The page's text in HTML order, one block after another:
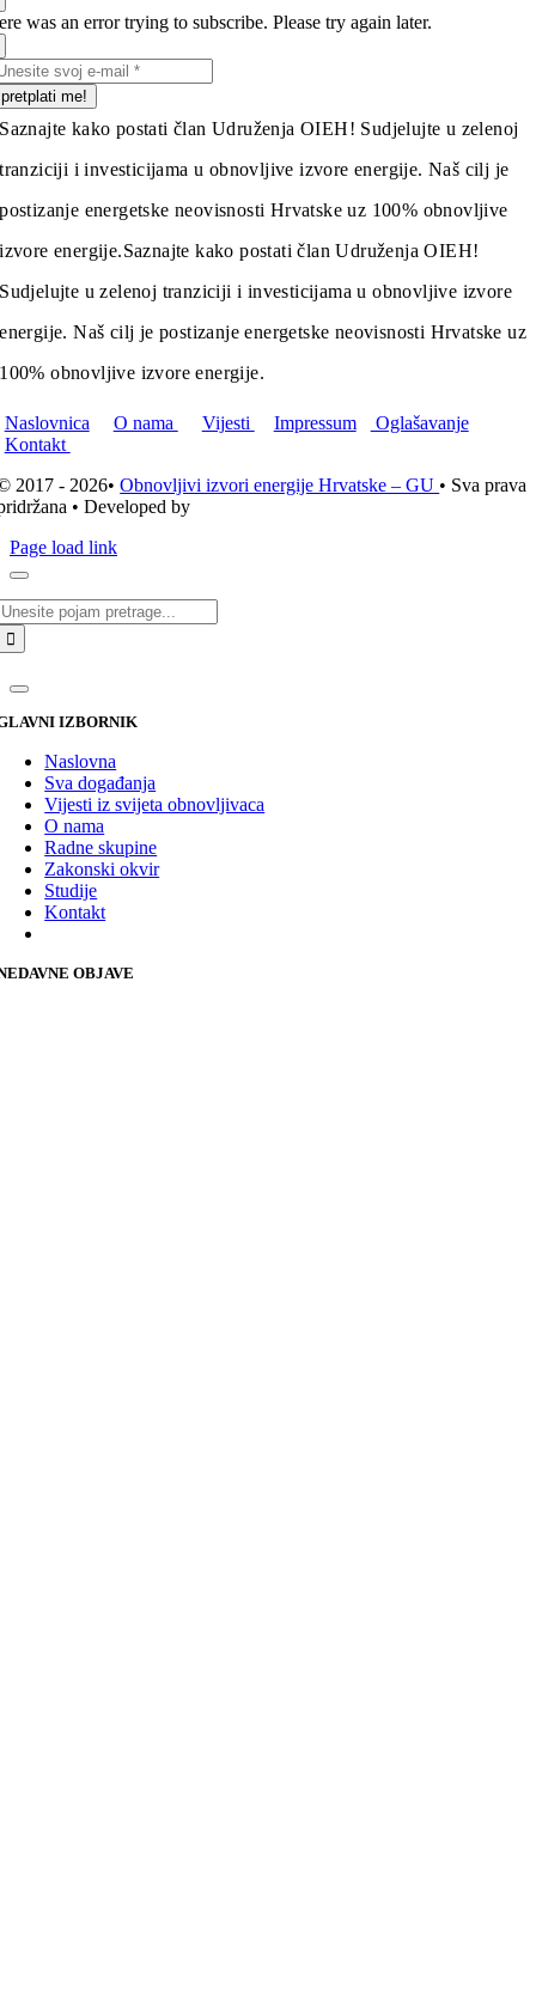
was an error trying to subscribe. Please try again later.
pretplati me!
Saznajte kako postati član Udruženja OIEH! Sudjelujte u zelenoj
tranziciji i investicijama u obnovljive izvore energije. Naš cilj je
postizanje energetske neovisnosti Hrvatske uz 100% obnovljive
izvore energije.Saznajte kako postati član Udruženja OIEH!
Sudjelujte u zelenoj tranziciji i investicijama u obnovljive izvore
energije. Naš cilj je postizanje energetske neovisnosti Hrvatske uz
100% obnovljive izvore energije.
Naslovnica O nama Vijesti Impressum
Oglašavanje
Kontakt
2017 - 2026•Obnovljivi izvori energije Hrvatske – GU • Sva prava
• Developed by
Page load link
IZBORNIK
Naslovna
Sva događanja
Vijesti iz svijeta obnovljivaca
O nama
Radne skupine
Zakonski okvir
Studije
Kontakt
OBJAVE